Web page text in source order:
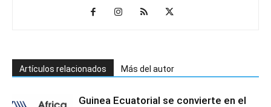
Artículos relacionados Más del autor
Guinea Ecuatorial se convierte en el